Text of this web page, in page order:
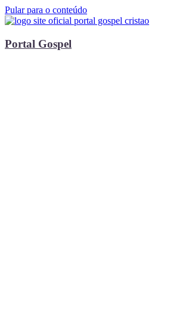
Pular para o conteúdo
Portal Gospel